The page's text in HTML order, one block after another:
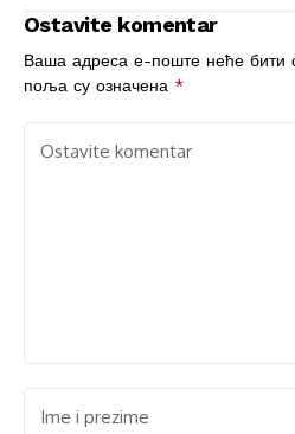
Ostavite komentar
Ваша адреса е-поште неће бити
поља су означена *